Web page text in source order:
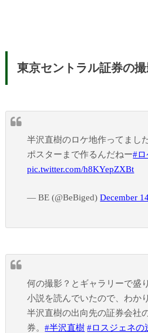
東京セントラル証券の
半沢直樹のロケ地作ってまし
ポスターまで作るんだねー#
pic.twitter.com/h8KYepZXBt
— BE (@BeBiged)December
何の撮影？とギャラリーで盛
小説を読んでいたので、わか
半沢直樹の出向先の証券会社
券。#半沢直樹 #ロスジェネの